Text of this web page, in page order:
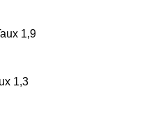
1,9
1,3